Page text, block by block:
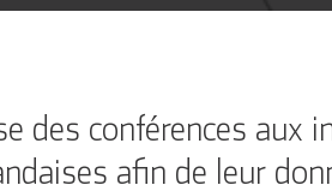
des conférences aux
afin de leur